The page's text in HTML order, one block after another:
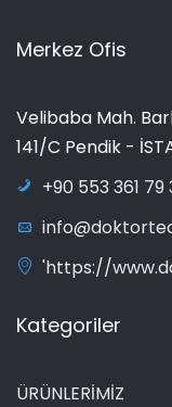
Merkez Ofis
Velibaba Mah.
141/C Pendik -
+90 553 361 79
'https://
Kategoriler
ÜRÜNLERİMİZ